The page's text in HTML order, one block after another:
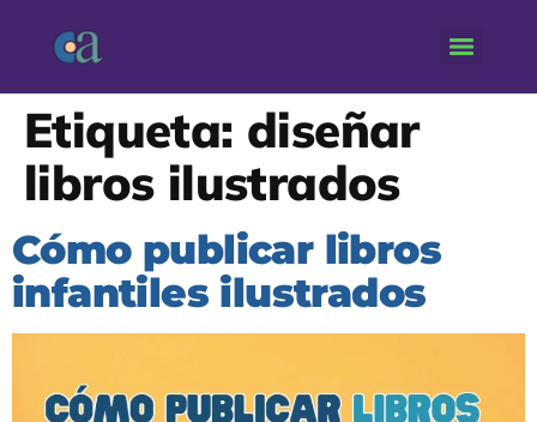
Etiqueta: diseñar
libros ilustrados
Cómo publicar libros
infantiles ilustrados